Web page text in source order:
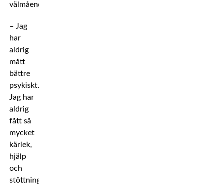
välmående.
– Jag
har
aldrig
mått
bättre
psykiskt.
Jag har
aldrig
fått så
mycket
kärlek,
hjälp
och
stöttning